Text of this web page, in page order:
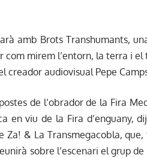
amb Brots Transhumants,
com mirem l’entorn, la terra i
creador audiovisual Pepe
de l’obrador de la Fira
en viu de la Fira d’enguany,
Za! & La Transmegacobla,
sobre l’escenari el grup